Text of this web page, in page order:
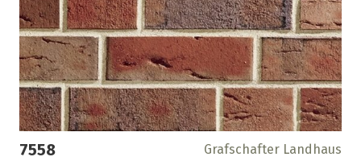
7558 Grafschafter Landhaus